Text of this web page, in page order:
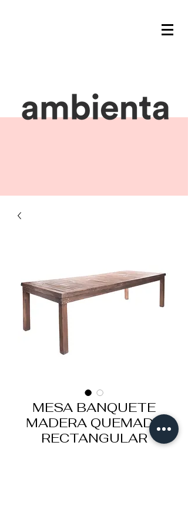
MESA BANQUETE
MADERA QUEMADA
RECTANGULAR